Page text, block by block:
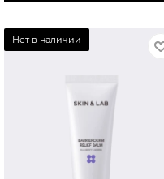
Нет в наличии